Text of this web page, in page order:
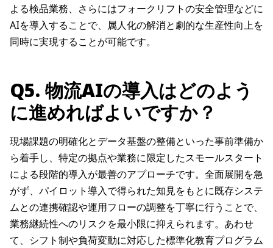
よる検品業務、さらにはフォークリフトの安全管理などに
AIを導入することで、属人化の解消と劇的な生産性向上を
同時に実現することが可能です。
Q5. 物流AIの導入はどのよう
に進めればよいですか？
現場課題の明確化とデータ基盤の整備といった事前準備か
ら着手し、特定の拠点や業務に限定したスモールスタート
による段階的導入が最善のアプローチです。全面展開を急
がず、パイロット導入で得られた知見をもとに既存システ
ムとの連携確認や運用フローの調整を丁寧に行うことで、
業務継続性へのリスクを最小限に抑えられます。あわせ
て、シフト制や負荷変動に対応した標準化教育プログラム